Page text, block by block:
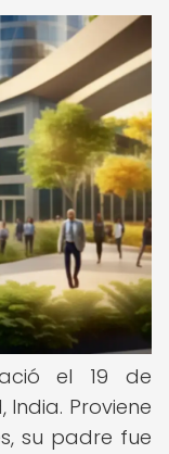
el 19 de
Proviene
su padre fue